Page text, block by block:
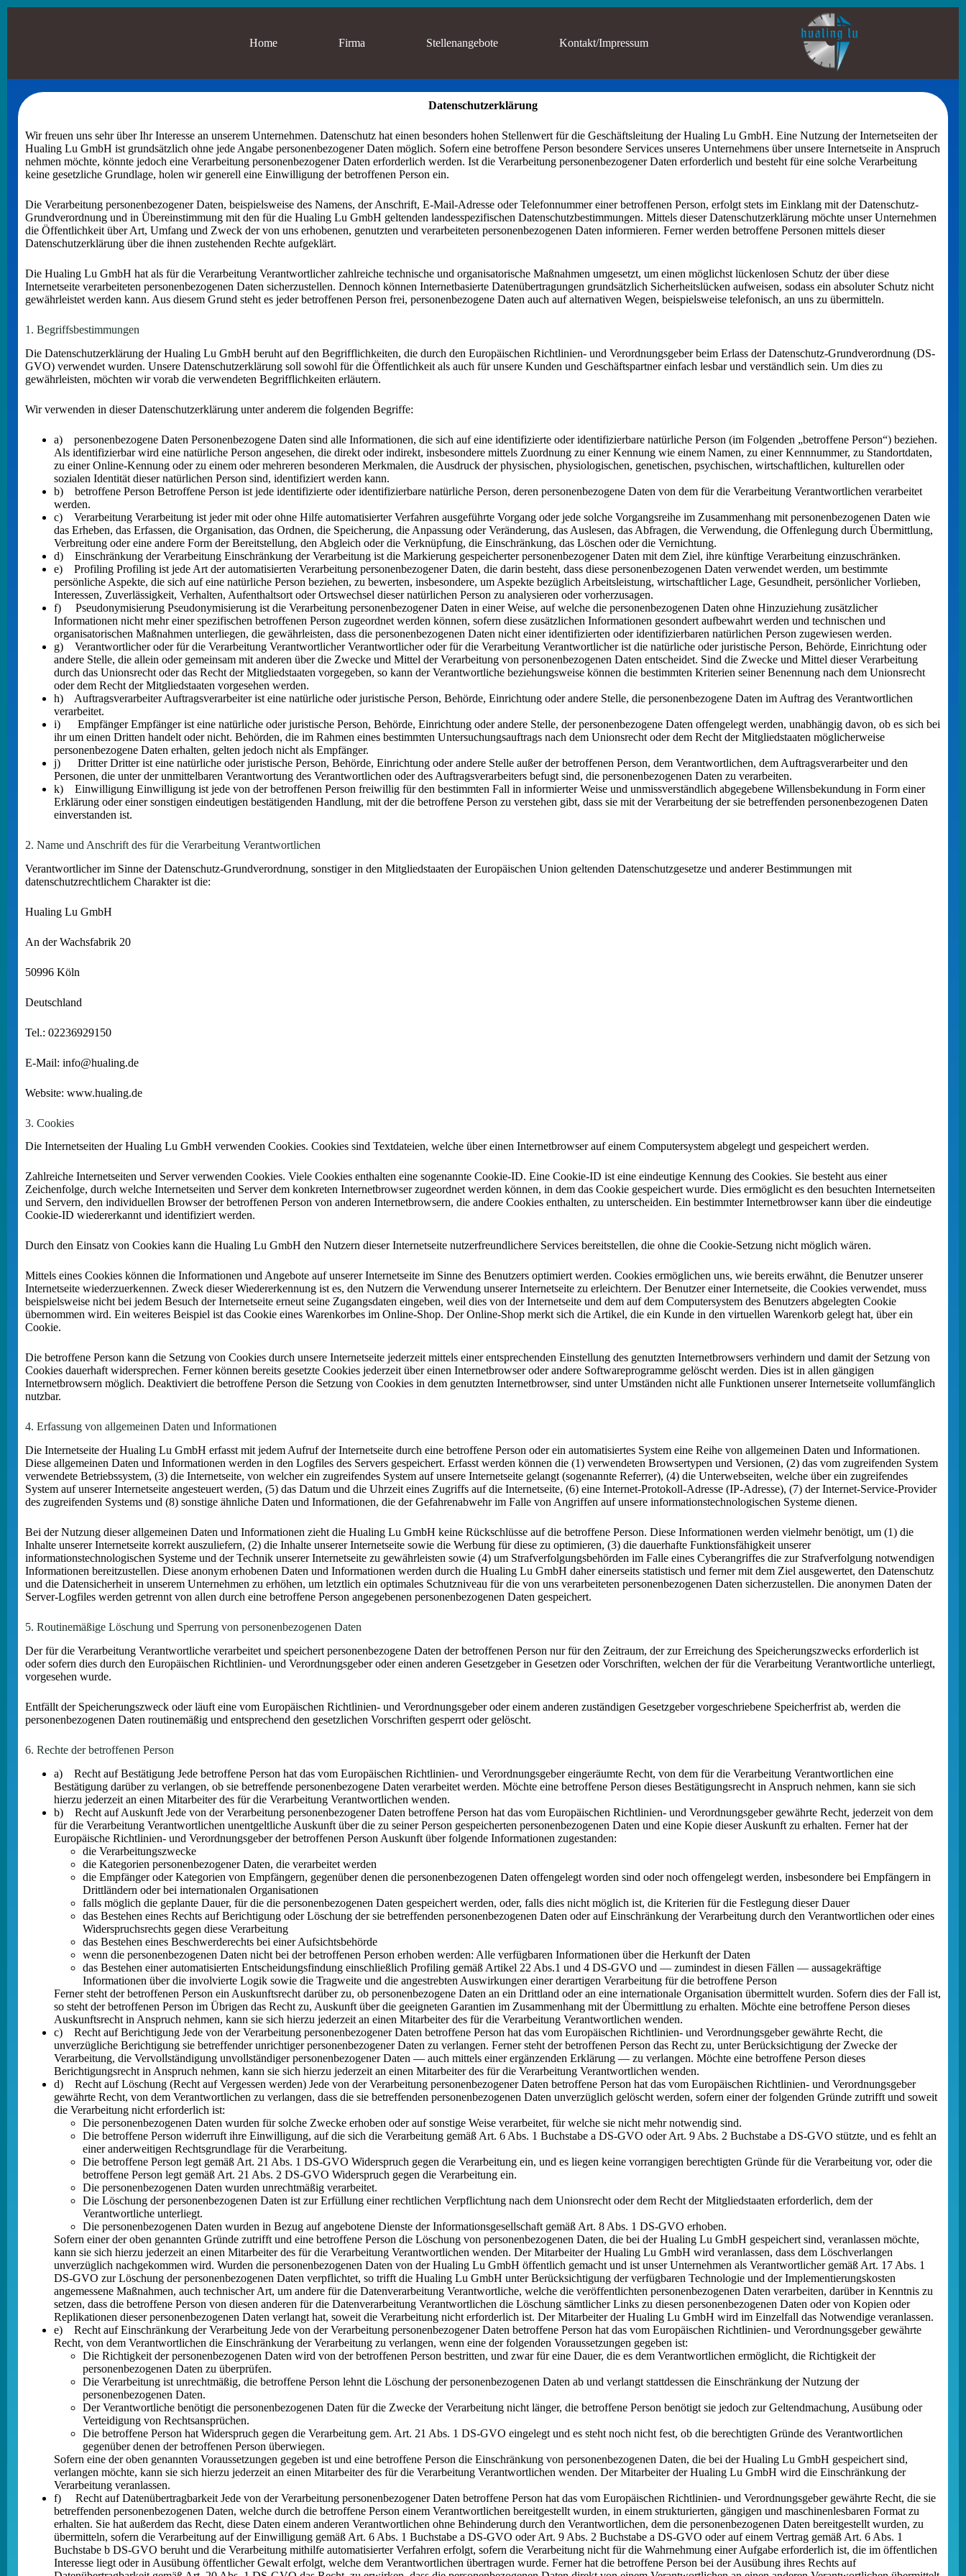
Home Firma Stellenangebote
Kontakt/Impressum
Datenschutzerklärung
Wir freuen uns sehr über Ihr Interesse an unserem Unternehmen. Datenschutz hat einen besonders hohen Stellenwert für die Geschäftsleitung der Hualing Lu GmbH. Eine Nutzung der Internetseiten der
Hualing Lu GmbH ist grundsätzlich ohne jede Angabe personenbezogener Daten möglich. Sofern eine betroffene Person besondere Services unseres Unternehmens über unsere Internetseite in Anspruch
nehmen möchte, könnte jedoch eine Verarbeitung personenbezogener Daten erforderlich werden. Ist die Verarbeitung personenbezogener Daten erforderlich und besteht für eine solche Verarbeitung
keine gesetzliche Grundlage, holen wir generell eine Einwilligung der betroffenen Person ein.
Die Verarbeitung personenbezogener Daten, beispielsweise des Namens, der Anschrift, E-Mail-Adresse oder Telefonnummer einer betroffenen Person, erfolgt stets im Einklang mit der Datenschutz-
Grundverordnung und in Übereinstimmung mit den für die Hualing Lu GmbH geltenden landesspezifischen Datenschutzbestimmungen. Mittels dieser Datenschutzerklärung möchte unser Unternehmen
die Öffentlichkeit über Art, Umfang und Zweck der von uns erhobenen, genutzten und verarbeiteten personenbezogenen Daten informieren. Ferner werden betroffene Personen mittels dieser
Datenschutzerklärung über die ihnen zustehenden Rechte aufgeklärt.
Die Hualing Lu GmbH hat als für die Verarbeitung Verantwortlicher zahlreiche technische und organisatorische Maßnahmen umgesetzt, um einen möglichst lückenlosen Schutz der über diese
Internetseite verarbeiteten personenbezogenen Daten sicherzustellen. Dennoch können Internetbasierte Datenübertragungen grundsätzlich Sicherheitslücken aufweisen, sodass ein absoluter Schutz nicht
gewährleistet werden kann. Aus diesem Grund steht es jeder betroffenen Person frei, personenbezogene Daten auch auf alternativen Wegen, beispielsweise telefonisch, an uns zu übermitteln.
1. Begriffsbestimmungen
Die Datenschutzerklärung der Hualing Lu GmbH beruht auf den Begrifflichkeiten, die durch den Europäischen Richtlinien- und Verordnungsgeber beim Erlass der Datenschutz-Grundverordnung (DS-
GVO) verwendet wurden. Unsere Datenschutzerklärung soll sowohl für die Öffentlichkeit als auch für unsere Kunden und Geschäftspartner einfach lesbar und verständlich sein. Um dies zu
gewährleisten, möchten wir vorab die verwendeten Begrifflichkeiten erläutern.
Wir verwenden in dieser Datenschutzerklärung unter anderem die folgenden Begriffe:
a) personenbezogene Daten Personenbezogene Daten sind alle Informationen, die sich auf eine identifizierte oder identifizierbare natürliche Person (im Folgenden „betroffene Person“) beziehen.
Als identifizierbar wird eine natürliche Person angesehen, die direkt oder indirekt, insbesondere mittels Zuordnung zu einer Kennung wie einem Namen, zu einer Kennnummer, zu Standortdaten,
zu einer Online-Kennung oder zu einem oder mehreren besonderen Merkmalen, die Ausdruck der physischen, physiologischen, genetischen, psychischen, wirtschaftlichen, kulturellen oder
sozialen Identität dieser natürlichen Person sind, identifiziert werden kann.
b) betroffene Person Betroffene Person ist jede identifizierte oder identifizierbare natürliche Person, deren personenbezogene Daten von dem für die Verarbeitung Verantwortlichen verarbeitet
werden.
c) Verarbeitung Verarbeitung ist jeder mit oder ohne Hilfe automatisierter Verfahren ausgeführte Vorgang oder jede solche Vorgangsreihe im Zusammenhang mit personenbezogenen Daten wie
das Erheben, das Erfassen, die Organisation, das Ordnen, die Speicherung, die Anpassung oder Veränderung, das Auslesen, das Abfragen, die Verwendung, die Offenlegung durch Übermittlung,
Verbreitung oder eine andere Form der Bereitstellung, den Abgleich oder die Verknüpfung, die Einschränkung, das Löschen oder die Vernichtung.
d) Einschränkung der Verarbeitung Einschränkung der Verarbeitung ist die Markierung gespeicherter personenbezogener Daten mit dem Ziel, ihre künftige Verarbeitung einzuschränken.
e) Profiling Profiling ist jede Art der automatisierten Verarbeitung personenbezogener Daten, die darin besteht, dass diese personenbezogenen Daten verwendet werden, um bestimmte
persönliche Aspekte, die sich auf eine natürliche Person beziehen, zu bewerten, insbesondere, um Aspekte bezüglich Arbeitsleistung, wirtschaftlicher Lage, Gesundheit, persönlicher Vorlieben,
Interessen, Zuverlässigkeit, Verhalten, Aufenthaltsort oder Ortswechsel dieser natürlichen Person zu analysieren oder vorherzusagen.
f) Pseudonymisierung Pseudonymisierung ist die Verarbeitung personenbezogener Daten in einer Weise, auf welche die personenbezogenen Daten ohne Hinzuziehung zusätzlicher
Informationen nicht mehr einer spezifischen betroffenen Person zugeordnet werden können, sofern diese zusätzlichen Informationen gesondert aufbewahrt werden und technischen und
organisatorischen Maßnahmen unterliegen, die gewährleisten, dass die personenbezogenen Daten nicht einer identifizierten oder identifizierbaren natürlichen Person zugewiesen werden.
g) Verantwortlicher oder für die Verarbeitung Verantwortlicher Verantwortlicher oder für die Verarbeitung Verantwortlicher ist die natürliche oder juristische Person, Behörde, Einrichtung oder
andere Stelle, die allein oder gemeinsam mit anderen über die Zwecke und Mittel der Verarbeitung von personenbezogenen Daten entscheidet. Sind die Zwecke und Mittel dieser Verarbeitung
durch das Unionsrecht oder das Recht der Mitgliedstaaten vorgegeben, so kann der Verantwortliche beziehungsweise können die bestimmten Kriterien seiner Benennung nach dem Unionsrecht
oder dem Recht der Mitgliedstaaten vorgesehen werden.
h) Auftragsverarbeiter Auftragsverarbeiter ist eine natürliche oder juristische Person, Behörde, Einrichtung oder andere Stelle, die personenbezogene Daten im Auftrag des Verantwortlichen
verarbeitet.
i) Empfänger Empfänger ist eine natürliche oder juristische Person, Behörde, Einrichtung oder andere Stelle, der personenbezogene Daten offengelegt werden, unabhängig davon, ob es sich bei
ihr um einen Dritten handelt oder nicht. Behörden, die im Rahmen eines bestimmten Untersuchungsauftrags nach dem Unionsrecht oder dem Recht der Mitgliedstaaten möglicherweise
personenbezogene Daten erhalten, gelten jedoch nicht als Empfänger.
j) Dritter Dritter ist eine natürliche oder juristische Person, Behörde, Einrichtung oder andere Stelle außer der betroffenen Person, dem Verantwortlichen, dem Auftragsverarbeiter und den
Personen, die unter der unmittelbaren Verantwortung des Verantwortlichen oder des Auftragsverarbeiters befugt sind, die personenbezogenen Daten zu verarbeiten.
k) Einwilligung Einwilligung ist jede von der betroffenen Person freiwillig für den bestimmten Fall in informierter Weise und unmissverständlich abgegebene Willensbekundung in Form einer
Erklärung oder einer sonstigen eindeutigen bestätigenden Handlung, mit der die betroffene Person zu verstehen gibt, dass sie mit der Verarbeitung der sie betreffenden personenbezogenen Daten
einverstanden ist.
2. Name und Anschrift des für die Verarbeitung Verantwortlichen
Verantwortlicher im Sinne der Datenschutz-Grundverordnung, sonstiger in den Mitgliedstaaten der Europäischen Union geltenden Datenschutzgesetze und anderer Bestimmungen mit
datenschutzrechtlichem Charakter ist die:
Hualing Lu GmbH
An der Wachsfabrik 20
50996 Köln
Deutschland
Tel.: 02236929150
E-Mail: info@hualing.de
Website: www.hualing.de
3. Cookies
Die Internetseiten der Hualing Lu GmbH verwenden Cookies. Cookies sind Textdateien, welche über einen Internetbrowser auf einem Computersystem abgelegt und gespeichert werden.
Zahlreiche Internetseiten und Server verwenden Cookies. Viele Cookies enthalten eine sogenannte Cookie-ID. Eine Cookie-ID ist eine eindeutige Kennung des Cookies. Sie besteht aus einer
Zeichenfolge, durch welche Internetseiten und Server dem konkreten Internetbrowser zugeordnet werden können, in dem das Cookie gespeichert wurde. Dies ermöglicht es den besuchten Internetseiten
und Servern, den individuellen Browser der betroffenen Person von anderen Internetbrowsern, die andere Cookies enthalten, zu unterscheiden. Ein bestimmter Internetbrowser kann über die eindeutige
Cookie-ID wiedererkannt und identifiziert werden.
Durch den Einsatz von Cookies kann die Hualing Lu GmbH den Nutzern dieser Internetseite nutzerfreundlichere Services bereitstellen, die ohne die Cookie-Setzung nicht möglich wären.
Mittels eines Cookies können die Informationen und Angebote auf unserer Internetseite im Sinne des Benutzers optimiert werden. Cookies ermöglichen uns, wie bereits erwähnt, die Benutzer unserer
Internetseite wiederzuerkennen. Zweck dieser Wiedererkennung ist es, den Nutzern die Verwendung unserer Internetseite zu erleichtern. Der Benutzer einer Internetseite, die Cookies verwendet, muss
beispielsweise nicht bei jedem Besuch der Internetseite erneut seine Zugangsdaten eingeben, weil dies von der Internetseite und dem auf dem Computersystem des Benutzers abgelegten Cookie
übernommen wird. Ein weiteres Beispiel ist das Cookie eines Warenkorbes im Online-Shop. Der Online-Shop merkt sich die Artikel, die ein Kunde in den virtuellen Warenkorb gelegt hat, über ein
Cookie.
Die betroffene Person kann die Setzung von Cookies durch unsere Internetseite jederzeit mittels einer entsprechenden Einstellung des genutzten Internetbrowsers verhindern und damit der Setzung von
Cookies dauerhaft widersprechen. Ferner können bereits gesetzte Cookies jederzeit über einen Internetbrowser oder andere Softwareprogramme gelöscht werden. Dies ist in allen gängigen
Internetbrowsern möglich. Deaktiviert die betroffene Person die Setzung von Cookies in dem genutzten Internetbrowser, sind unter Umständen nicht alle Funktionen unserer Internetseite vollumfänglich
nutzbar.
4. Erfassung von allgemeinen Daten und Informationen
Die Internetseite der Hualing Lu GmbH erfasst mit jedem Aufruf der Internetseite durch eine betroffene Person oder ein automatisiertes System eine Reihe von allgemeinen Daten und Informationen.
Diese allgemeinen Daten und Informationen werden in den Logfiles des Servers gespeichert. Erfasst werden können die (1) verwendeten Browsertypen und Versionen, (2) das vom zugreifenden System
verwendete Betriebssystem, (3) die Internetseite, von welcher ein zugreifendes System auf unsere Internetseite gelangt (sogenannte Referrer), (4) die Unterwebseiten, welche über ein zugreifendes
System auf unserer Internetseite angesteuert werden, (5) das Datum und die Uhrzeit eines Zugriffs auf die Internetseite, (6) eine Internet-Protokoll-Adresse (IP-Adresse), (7) der Internet-Service-Provider
des zugreifenden Systems und (8) sonstige ähnliche Daten und Informationen, die der Gefahrenabwehr im Falle von Angriffen auf unsere informationstechnologischen Systeme dienen.
Bei der Nutzung dieser allgemeinen Daten und Informationen zieht die Hualing Lu GmbH keine Rückschlüsse auf die betroffene Person. Diese Informationen werden vielmehr benötigt, um (1) die
Inhalte unserer Internetseite korrekt auszuliefern, (2) die Inhalte unserer Internetseite sowie die Werbung für diese zu optimieren, (3) die dauerhafte Funktionsfähigkeit unserer
informationstechnologischen Systeme und der Technik unserer Internetseite zu gewährleisten sowie (4) um Strafverfolgungsbehörden im Falle eines Cyberangriffes die zur Strafverfolgung notwendigen
Informationen bereitzustellen. Diese anonym erhobenen Daten und Informationen werden durch die Hualing Lu GmbH daher einerseits statistisch und ferner mit dem Ziel ausgewertet, den Datenschutz
und die Datensicherheit in unserem Unternehmen zu erhöhen, um letztlich ein optimales Schutzniveau für die von uns verarbeiteten personenbezogenen Daten sicherzustellen. Die anonymen Daten der
Server-Logfiles werden getrennt von allen durch eine betroffene Person angegebenen personenbezogenen Daten gespeichert.
5. Routinemäßige Löschung und Sperrung von personenbezogenen Daten
Der für die Verarbeitung Verantwortliche verarbeitet und speichert personenbezogene Daten der betroffenen Person nur für den Zeitraum, der zur Erreichung des Speicherungszwecks erforderlich ist
oder sofern dies durch den Europäischen Richtlinien- und Verordnungsgeber oder einen anderen Gesetzgeber in Gesetzen oder Vorschriften, welchen der für die Verarbeitung Verantwortliche unterliegt,
vorgesehen wurde.
Entfällt der Speicherungszweck oder läuft eine vom Europäischen Richtlinien- und Verordnungsgeber oder einem anderen zuständigen Gesetzgeber vorgeschriebene Speicherfrist ab, werden die
personenbezogenen Daten routinemäßig und entsprechend den gesetzlichen Vorschriften gesperrt oder gelöscht.
6. Rechte der betroffenen Person
a) Recht auf Bestätigung Jede betroffene Person hat das vom Europäischen Richtlinien- und Verordnungsgeber eingeräumte Recht, von dem für die Verarbeitung Verantwortlichen eine
Bestätigung darüber zu verlangen, ob sie betreffende personenbezogene Daten verarbeitet werden. Möchte eine betroffene Person dieses Bestätigungsrecht in Anspruch nehmen, kann sie sich
hierzu jederzeit an einen Mitarbeiter des für die Verarbeitung Verantwortlichen wenden.
b) Recht auf Auskunft Jede von der Verarbeitung personenbezogener Daten betroffene Person hat das vom Europäischen Richtlinien- und Verordnungsgeber gewährte Recht, jederzeit von dem
für die Verarbeitung Verantwortlichen unentgeltliche Auskunft über die zu seiner Person gespeicherten personenbezogenen Daten und eine Kopie dieser Auskunft zu erhalten. Ferner hat der
Europäische Richtlinien- und Verordnungsgeber der betroffenen Person Auskunft über folgende Informationen zugestanden:
die Verarbeitungszwecke
die Kategorien personenbezogener Daten, die verarbeitet werden
die Empfänger oder Kategorien von Empfängern, gegenüber denen die personenbezogenen Daten offengelegt worden sind oder noch offengelegt werden, insbesondere bei Empfängern in
Drittländern oder bei internationalen Organisationen
falls möglich die geplante Dauer, für die die personenbezogenen Daten gespeichert werden, oder, falls dies nicht möglich ist, die Kriterien für die Festlegung dieser Dauer
das Bestehen eines Rechts auf Berichtigung oder Löschung der sie betreffenden personenbezogenen Daten oder auf Einschränkung der Verarbeitung durch den Verantwortlichen oder eines
Widerspruchsrechts gegen diese Verarbeitung
das Bestehen eines Beschwerderechts bei einer Aufsichtsbehörde
wenn die personenbezogenen Daten nicht bei der betroffenen Person erhoben werden: Alle verfügbaren Informationen über die Herkunft der Daten
das Bestehen einer automatisierten Entscheidungsfindung einschließlich Profiling gemäß Artikel 22 Abs.1 und 4 DS-GVO und — zumindest in diesen Fällen — aussagekräftige
Informationen über die involvierte Logik sowie die Tragweite und die angestrebten Auswirkungen einer derartigen Verarbeitung für die betroffene Person
Ferner steht der betroffenen Person ein Auskunftsrecht darüber zu, ob personenbezogene Daten an ein Drittland oder an eine internationale Organisation übermittelt wurden. Sofern dies der Fall ist,
so steht der betroffenen Person im Übrigen das Recht zu, Auskunft über die geeigneten Garantien im Zusammenhang mit der Übermittlung zu erhalten. Möchte eine betroffene Person dieses
Auskunftsrecht in Anspruch nehmen, kann sie sich hierzu jederzeit an einen Mitarbeiter des für die Verarbeitung Verantwortlichen wenden.
c) Recht auf Berichtigung Jede von der Verarbeitung personenbezogener Daten betroffene Person hat das vom Europäischen Richtlinien- und Verordnungsgeber gewährte Recht, die
unverzügliche Berichtigung sie betreffender unrichtiger personenbezogener Daten zu verlangen. Ferner steht der betroffenen Person das Recht zu, unter Berücksichtigung der Zwecke der
Verarbeitung, die Vervollständigung unvollständiger personenbezogener Daten — auch mittels einer ergänzenden Erklärung — zu verlangen. Möchte eine betroffene Person dieses
Berichtigungsrecht in Anspruch nehmen, kann sie sich hierzu jederzeit an einen Mitarbeiter des für die Verarbeitung Verantwortlichen wenden.
d) Recht auf Löschung (Recht auf Vergessen werden) Jede von der Verarbeitung personenbezogener Daten betroffene Person hat das vom Europäischen Richtlinien- und Verordnungsgeber
gewährte Recht, von dem Verantwortlichen zu verlangen, dass die sie betreffenden personenbezogenen Daten unverzüglich gelöscht werden, sofern einer der folgenden Gründe zutrifft und soweit
die Verarbeitung nicht erforderlich ist:
Die personenbezogenen Daten wurden für solche Zwecke erhoben oder auf sonstige Weise verarbeitet, für welche sie nicht mehr notwendig sind.
Die betroffene Person widerruft ihre Einwilligung, auf die sich die Verarbeitung gemäß Art. 6 Abs. 1 Buchstabe a DS-GVO oder Art. 9 Abs. 2 Buchstabe a DS-GVO stützte, und es fehlt an
einer anderweitigen Rechtsgrundlage für die Verarbeitung.
Die betroffene Person legt gemäß Art. 21 Abs. 1 DS-GVO Widerspruch gegen die Verarbeitung ein, und es liegen keine vorrangigen berechtigten Gründe für die Verarbeitung vor, oder die
betroffene Person legt gemäß Art. 21 Abs. 2 DS-GVO Widerspruch gegen die Verarbeitung ein.
Die personenbezogenen Daten wurden unrechtmäßig verarbeitet.
Die Löschung der personenbezogenen Daten ist zur Erfüllung einer rechtlichen Verpflichtung nach dem Unionsrecht oder dem Recht der Mitgliedstaaten erforderlich, dem der
Verantwortliche unterliegt.
Die personenbezogenen Daten wurden in Bezug auf angebotene Dienste der Informationsgesellschaft gemäß Art. 8 Abs. 1 DS-GVO erhoben.
Sofern einer der oben genannten Gründe zutrifft und eine betroffene Person die Löschung von personenbezogenen Daten, die bei der Hualing Lu GmbH gespeichert sind, veranlassen möchte,
kann sie sich hierzu jederzeit an einen Mitarbeiter des für die Verarbeitung Verantwortlichen wenden. Der Mitarbeiter der Hualing Lu GmbH wird veranlassen, dass dem Löschverlangen
unverzüglich nachgekommen wird. Wurden die personenbezogenen Daten von der Hualing Lu GmbH öffentlich gemacht und ist unser Unternehmen als Verantwortlicher gemäß Art. 17 Abs. 1
DS-GVO zur Löschung der personenbezogenen Daten verpflichtet, so trifft die Hualing Lu GmbH unter Berücksichtigung der verfügbaren Technologie und der Implementierungskosten
angemessene Maßnahmen, auch technischer Art, um andere für die Datenverarbeitung Verantwortliche, welche die veröffentlichten personenbezogenen Daten verarbeiten, darüber in Kenntnis zu
setzen, dass die betroffene Person von diesen anderen für die Datenverarbeitung Verantwortlichen die Löschung sämtlicher Links zu diesen personenbezogenen Daten oder von Kopien oder
Replikationen dieser personenbezogenen Daten verlangt hat, soweit die Verarbeitung nicht erforderlich ist. Der Mitarbeiter der Hualing Lu GmbH wird im Einzelfall das Notwendige veranlassen.
e) Recht auf Einschränkung der Verarbeitung Jede von der Verarbeitung personenbezogener Daten betroffene Person hat das vom Europäischen Richtlinien- und Verordnungsgeber gewährte
Recht, von dem Verantwortlichen die Einschränkung der Verarbeitung zu verlangen, wenn eine der folgenden Voraussetzungen gegeben ist:
Die Richtigkeit der personenbezogenen Daten wird von der betroffenen Person bestritten, und zwar für eine Dauer, die es dem Verantwortlichen ermöglicht, die Richtigkeit der
personenbezogenen Daten zu überprüfen.
Die Verarbeitung ist unrechtmäßig, die betroffene Person lehnt die Löschung der personenbezogenen Daten ab und verlangt stattdessen die Einschränkung der Nutzung der
personenbezogenen Daten.
Der Verantwortliche benötigt die personenbezogenen Daten für die Zwecke der Verarbeitung nicht länger, die betroffene Person benötigt sie jedoch zur Geltendmachung, Ausübung oder
Verteidigung von Rechtsansprüchen.
Die betroffene Person hat Widerspruch gegen die Verarbeitung gem. Art. 21 Abs. 1 DS-GVO eingelegt und es steht noch nicht fest, ob die berechtigten Gründe des Verantwortlichen
gegenüber denen der betroffenen Person überwiegen.
Sofern eine der oben genannten Voraussetzungen gegeben ist und eine betroffene Person die Einschränkung von personenbezogenen Daten, die bei der Hualing Lu GmbH gespeichert sind,
verlangen möchte, kann sie sich hierzu jederzeit an einen Mitarbeiter des für die Verarbeitung Verantwortlichen wenden. Der Mitarbeiter der Hualing Lu GmbH wird die Einschränkung der
Verarbeitung veranlassen.
f) Recht auf Datenübertragbarkeit Jede von der Verarbeitung personenbezogener Daten betroffene Person hat das vom Europäischen Richtlinien- und Verordnungsgeber gewährte Recht, die sie
betreffenden personenbezogenen Daten, welche durch die betroffene Person einem Verantwortlichen bereitgestellt wurden, in einem strukturierten, gängigen und maschinenlesbaren Format zu
erhalten. Sie hat außerdem das Recht, diese Daten einem anderen Verantwortlichen ohne Behinderung durch den Verantwortlichen, dem die personenbezogenen Daten bereitgestellt wurden, zu
übermitteln, sofern die Verarbeitung auf der Einwilligung gemäß Art. 6 Abs. 1 Buchstabe a DS-GVO oder Art. 9 Abs. 2 Buchstabe a DS-GVO oder auf einem Vertrag gemäß Art. 6 Abs. 1
Buchstabe b DS-GVO beruht und die Verarbeitung mithilfe automatisierter Verfahren erfolgt, sofern die Verarbeitung nicht für die Wahrnehmung einer Aufgabe erforderlich ist, die im öffentlichen
Interesse liegt oder in Ausübung öffentlicher Gewalt erfolgt, welche dem Verantwortlichen übertragen wurde. Ferner hat die betroffene Person bei der Ausübung ihres Rechts auf